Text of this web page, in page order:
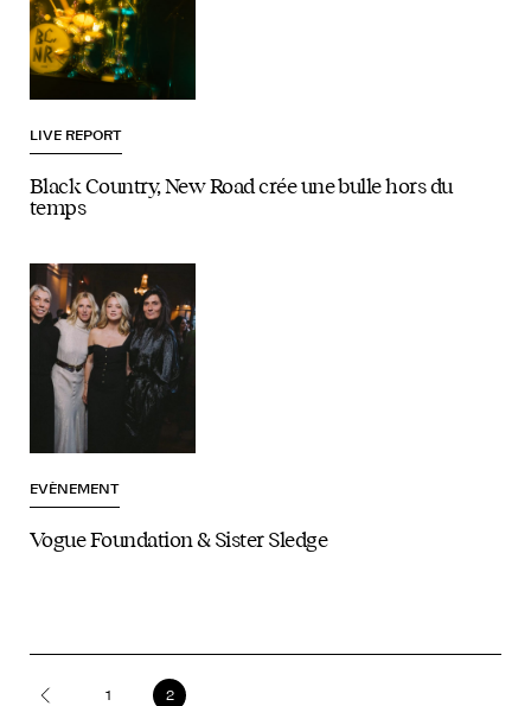
LIVE REPORT
Black Country, New Road crée une bulle hors du
temps
EVÈNEMENT
Vogue Foundation & Sister Sledge
1 2